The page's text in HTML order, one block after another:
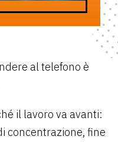
al telefono è
il lavoro va avanti:
concentrazione, fine